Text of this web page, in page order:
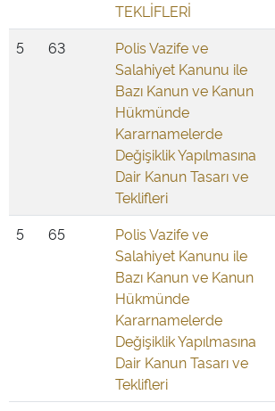
TEKLİFLERİ
5 63
Polis Vazife ve
Salahiyet Kanunu ile
Bazı Kanun ve Kanun
Hükmünde
Kararnamelerde
Değişiklik Yapılmasına
Dair Kanun Tasarı ve
Teklifleri
5 65
Polis Vazife ve
Salahiyet Kanunu ile
Bazı Kanun ve Kanun
Hükmünde
Kararnamelerde
Değişiklik Yapılmasına
Dair Kanun Tasarı ve
Teklifleri